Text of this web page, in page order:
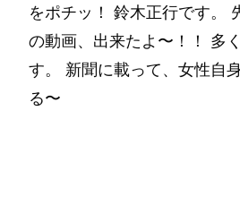
をポチッ！ 鈴木正行です。
の動画、出来たよ〜！！ 多
す。 新聞に載って、女性自
る〜